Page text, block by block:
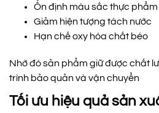
Ổn định màu sắc thực phẩm
Giảm hiện tượng tách nước
Hạn chế oxy hóa chất béo
Nhờ đó sản phẩm giữ được chất
trình bảo quản và vận chuyển
Tối ưu hiệu quả sản